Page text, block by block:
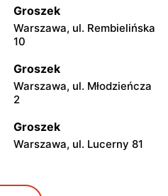
Groszek
Warszawa, ul. Rembielińska
10
Groszek
Warszawa, ul. Młodzieńcza
2
Groszek
Warszawa, ul. Lucerny 81
Groszek